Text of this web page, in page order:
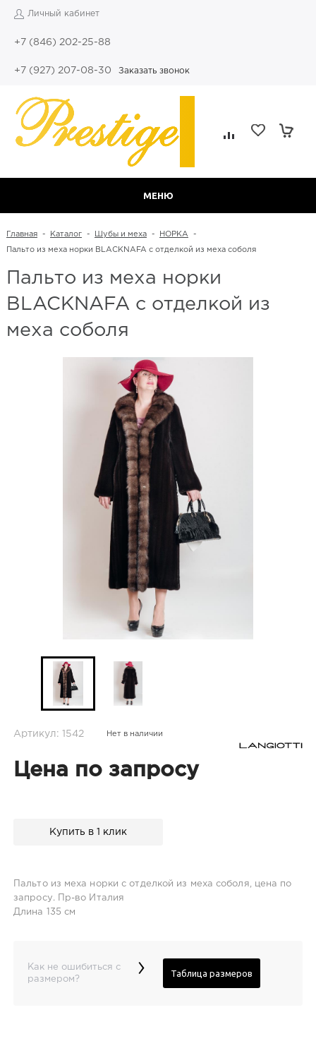
Личный кабинет
+7 (846) 202-25-88
+7 (927) 207-08-30 Заказать звонок
МЕНЮ
Главная - Каталог - Шубы и меха - НОРКА -
Пальто из меха норки BLACKNAFA c отделкой из меха соболя
Пальто из меха норки
BLACKNAFA c отделкой из
меха соболя
Артикул: 1542 Нет в наличии
Цена по запросу
Купить в 1 клик
Пальто из меха норки c отделкой из меха соболя, цена по
запросу. Пр-во Италия
Длина 135 см
Как не ошибиться с
размером?
› Таблица размеров